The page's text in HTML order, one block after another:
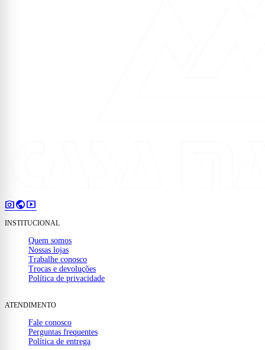
photo_camerapublicsmart_display
INSTITUCIONAL
Quem somos
Nossas lojas
Trabalhe conosco
Trocas e devoluções
Política de privacidade
ATENDIMENTO
Fale conosco
Perguntas frequentes
Política de entrega